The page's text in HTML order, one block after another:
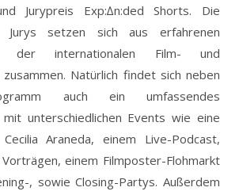
Jurypreis Exp:∆n:ded Shorts. Die
Jurys setzen sich aus erfahrenen
der internationalen Film- und
zusammen. Natürlich findet sich neben
auch ein umfassendes
unterschiedlichen Events wie eine
Araneda, einem Live-Podcast,
einem Filmposter-Flohmarkt
, sowie Closing-Partys. Außerdem